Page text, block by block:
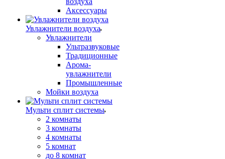
Аксессуары
Увлажнители воздуха
Увлажнители
Ультразвуковые
Традиционные
Арома-
увлажнители
Промышленные
Мойки воздуха
Мульти сплит системы
2 комнаты
3 комнаты
4 комнаты
5 комнат
до 8 комнат